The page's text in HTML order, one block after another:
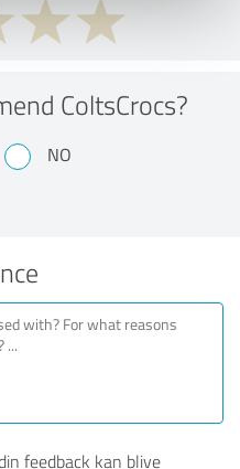
ColtsCrocs?
NO
feedback kan blive